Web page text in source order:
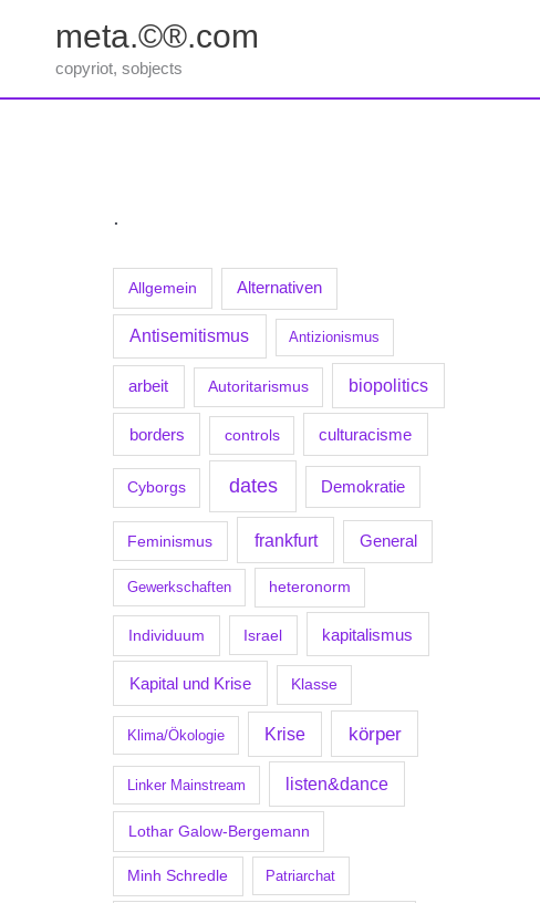
springen
meta.©®.com
copyriot, sobjects
.
Allgemein Alternativen
Antisemitismus Antizionismus
arbeit Autoritarismus biopolitics
borders controls culturacisme
Cyborgs dates Demokratie
Feminismus frankfurt General
Gewerkschaften heteronorm
Individuum Israel kapitalismus
Kapital und Krise Klasse
Klima/Ökologie Krise körper
Linker Mainstream listen&dance
Lothar Galow-Bergemann
Minh Schredle Patriarchat